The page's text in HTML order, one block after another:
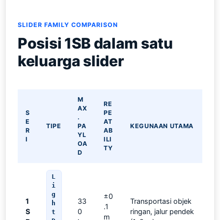
SLIDER FAMILY COMPARISON
Posisi 1SB dalam satu
keluarga slider
S
E
R
I
TIPE
M
AX
.
PA
YL
OA
D
RE
PE
AT
AB
ILI
TY
KEGUNAAN UTAMA
1
S
L
i
g
h
t
33
0
±0
.1
m
Transportasi objek
ringan, jalur pendek